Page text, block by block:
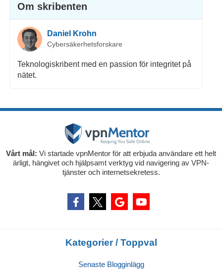
Om skribenten
Daniel Krohn
Cybersäkerhetsforskare
Teknologiskribent med en passion för integritet på
nätet.
Vårt mål: Vi startade vpnMentor för att erbjuda användare ett helt
ärligt, hängivet och hjälpsamt verktyg vid navigering av VPN-
tjänster och internetsekretess.
Kategorier / Toppval
Senaste Blogginlägg